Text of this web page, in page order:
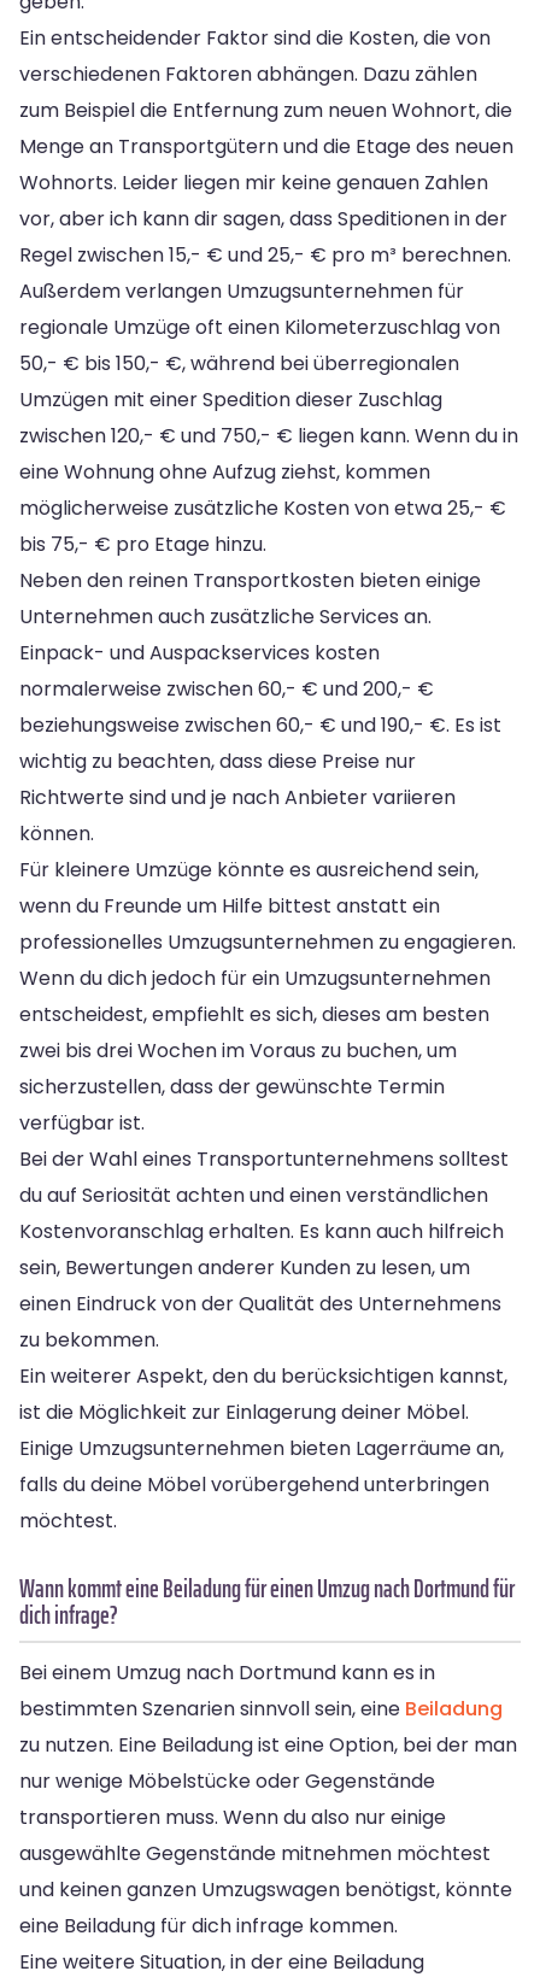
Ein entscheidender Faktor sind die Kosten, die von
verschiedenen Faktoren abhängen. Dazu zählen
zum Beispiel die Entfernung zum neuen Wohnort, die
Menge an Transportgütern und die Etage des neuen
Wohnorts. Leider liegen mir keine genauen Zahlen
vor, aber ich kann dir sagen, dass Speditionen in der
Regel zwischen 15,- € und 25,- € pro m³ berechnen.
Außerdem verlangen Umzugsunternehmen für
regionale Umzüge oft einen Kilometerzuschlag von
50,- € bis 150,- €, während bei überregionalen
Umzügen mit einer Spedition dieser Zuschlag
zwischen 120,- € und 750,- € liegen kann. Wenn du in
eine Wohnung ohne Aufzug ziehst, kommen
möglicherweise zusätzliche Kosten von etwa 25,- €
bis 75,- € pro Etage hinzu.
Neben den reinen Transportkosten bieten einige
Unternehmen auch zusätzliche Services an.
Einpack- und Auspackservices kosten
normalerweise zwischen 60,- € und 200,- €
beziehungsweise zwischen 60,- € und 190,- €. Es ist
wichtig zu beachten, dass diese Preise nur
Richtwerte sind und je nach Anbieter variieren
können.
Für kleinere Umzüge könnte es ausreichend sein,
wenn du Freunde um Hilfe bittest anstatt ein
professionelles Umzugsunternehmen zu engagieren.
Wenn du dich jedoch für ein Umzugsunternehmen
entscheidest, empfiehlt es sich, dieses am besten
zwei bis drei Wochen im Voraus zu buchen, um
sicherzustellen, dass der gewünschte Termin
verfügbar ist.
Bei der Wahl eines Transportunternehmens solltest
du auf Seriosität achten und einen verständlichen
Kostenvoranschlag erhalten. Es kann auch hilfreich
sein, Bewertungen anderer Kunden zu lesen, um
einen Eindruck von der Qualität des Unternehmens
zu bekommen.
Ein weiterer Aspekt, den du berücksichtigen kannst,
ist die Möglichkeit zur Einlagerung deiner Möbel.
Einige Umzugsunternehmen bieten Lagerräume an,
falls du deine Möbel vorübergehend unterbringen
möchtest.
Wann kommt eine Beiladung für einen Umzug nach Dortmund für
dich infrage?
Bei einem Umzug nach Dortmund kann es in
bestimmten Szenarien sinnvoll sein, eine Beiladung
zu nutzen. Eine Beiladung ist eine Option, bei der man
nur wenige Möbelstücke oder Gegenstände
transportieren muss. Wenn du also nur einige
ausgewählte Gegenstände mitnehmen möchtest
und keinen ganzen Umzugswagen benötigst, könnte
eine Beiladung für dich infrage kommen.
Eine weitere Situation, in der eine Beiladung